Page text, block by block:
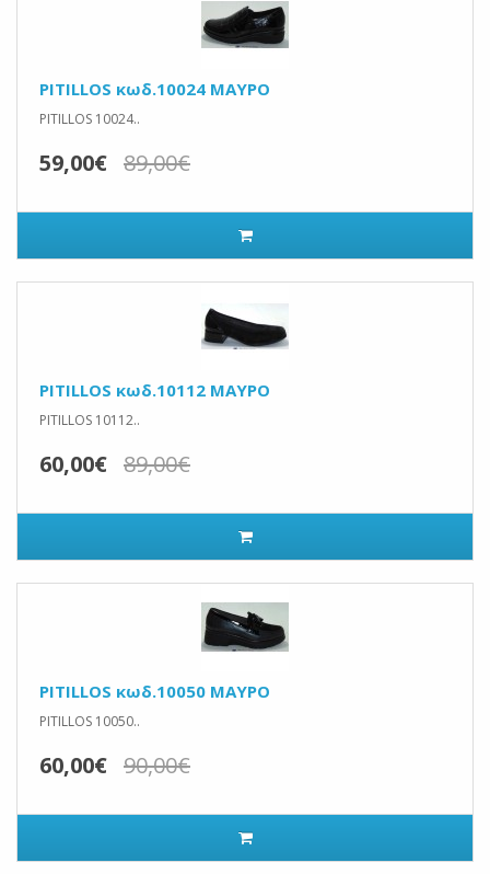
PITILLOS κωδ.10024 ΜΑΥΡΟ
PITILLOS 10024..
59,00€ 89,00€
PITILLOS κωδ.10112 ΜΑΥΡΟ
PITILLOS 10112..
60,00€ 89,00€
PITILLOS κωδ.10050 ΜΑΥΡΟ
PITILLOS 10050..
60,00€ 90,00€